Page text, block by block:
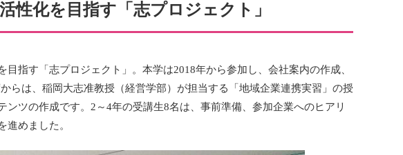
性化を目指す「志プロジェクト」
指す「志プロジェクト」。本学は2018年から参加し、会社案内の作成、
らは、稲岡大志准教授（経営学部）が担当する「地域企業連携実習」の授
ツの作成です。2～4年の受講生8名は、事前準備、参加企業へのヒアリ
進めました。